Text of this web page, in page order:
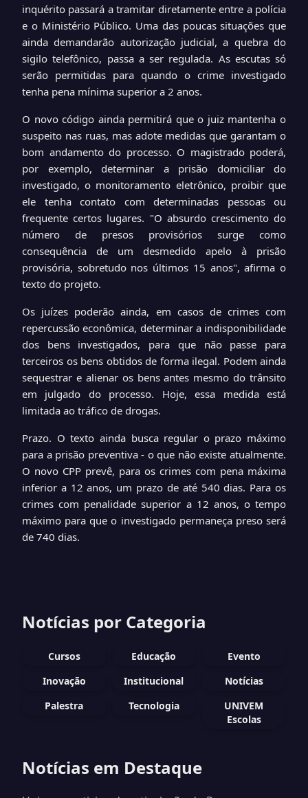
inquérito passará a tramitar diretamente entre a polícia
e o Ministério Público. Uma das poucas situações que
ainda demandarão autorização judicial, a quebra do
sigilo telefônico, passa a ser regulada. As escutas só
serão permitidas para quando o crime investigado
tenha pena mínima superior a 2 anos.
O novo código ainda permitirá que o juiz mantenha o
suspeito nas ruas, mas adote medidas que garantam o
bom andamento do processo. O magistrado poderá,
por exemplo, determinar a prisão domiciliar do
investigado, o monitoramento eletrônico, proibir que
ele tenha contato com determinadas pessoas ou
frequente certos lugares. "O absurdo crescimento do
número de presos provisórios surge como
consequência de um desmedido apelo à prisão
provisória, sobretudo nos últimos 15 anos", afirma o
texto do projeto.
Os juízes poderão ainda, em casos de crimes com
repercussão econômica, determinar a indisponibilidade
dos bens investigados, para que não passe para
terceiros os bens obtidos de forma ilegal. Podem ainda
sequestrar e alienar os bens antes mesmo do trânsito
em julgado do processo. Hoje, essa medida está
limitada ao tráfico de drogas.
Prazo. O texto ainda busca regular o prazo máximo
para a prisão preventiva - o que não existe atualmente.
O novo CPP prevê, para os crimes com pena máxima
inferior a 12 anos, um prazo de até 540 dias. Para os
crimes com penalidade superior a 12 anos, o tempo
máximo para que o investigado permaneça preso será
de 740 dias.
Notícias por Categoria
Cursos Educação
Evento
Inovação
Institucional
Notícias
Palestra
Tecnologia
UNIVEM
Escolas
Notícias em Destaque